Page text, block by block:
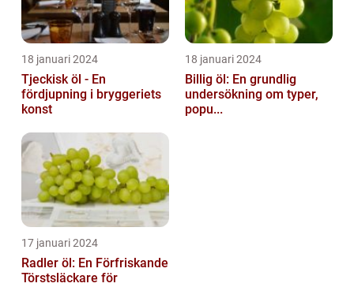
18 januari 2024
Tjeckisk öl - En
fördjupning i bryggeriets
konst
18 januari 2024
Billig öl: En grundlig
undersökning om typer,
popu...
17 januari 2024
Radler öl: En Förfriskande
Törstsläckare för